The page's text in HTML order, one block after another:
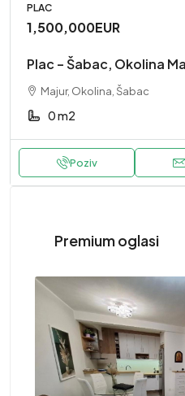
PLAC
1,500,000EUR
Plac – Šabac, Okolina
Majur, Okolina, Šabac
0 m2
Poziv
Premium oglasi